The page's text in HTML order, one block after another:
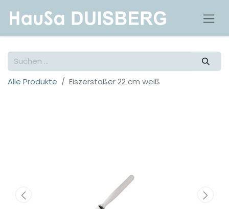
Alle Produkte Eiszerstoßer 22 cm weiß